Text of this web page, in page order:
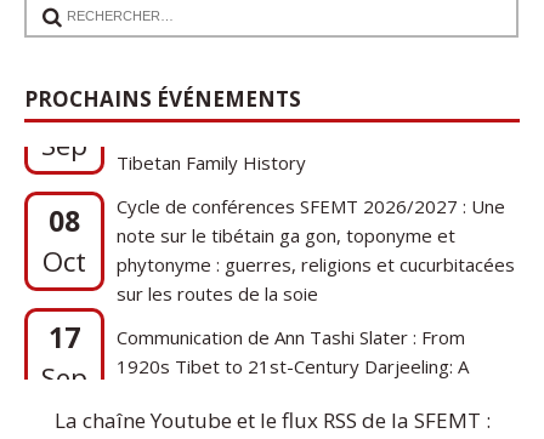
PROCHAINS ÉVÉNEMENTS
17
Sep
Communication de Ann Tashi Slater : From
1920s Tibet to 21st-Century Darjeeling: A
08
Oct
Cycle de conférences SFEMT 2026/2027 : Une
note sur le tibétain ga gon, toponyme et
phytonyme : guerres, religions et cucurbitacées
sur les routes de la soie
17
Sep
1920s Tibet to 21st-Century Darjeeling: A
Tibetan Family History
La chaîne Youtube et le flux RSS de la SFEMT :